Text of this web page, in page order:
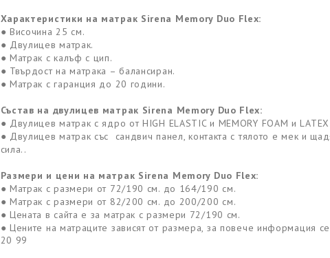
Характеристики на матрак Sirena Memory Duo Flex:
● Височина 25 см.
● Двулицев матрак.
● Матрак с калъф с цип.
● Твърдост на матрака – балансиран.
● Матрак с гаранция до 20 години.
Състав на двулицев матрак Sirena Memory Duo Flex:
● Двулицев матрак с ядро от HIGH ELASTIC и MEMORY FOAM и
● Двулицев матрак със сандвич панел, контакта с тялото е мек и
сила..
Размери и цени на матрак Sirena Memory Duo Flex:
● Матрак с размери от 72/190 см. до 164/190 см.
● Матрак с размери от 82/200 см. до 200/200 см.
● Цената в сайта е за матрак с размери 72/190 см.
● Цените на матраците зависят от размера, за повече
20 99